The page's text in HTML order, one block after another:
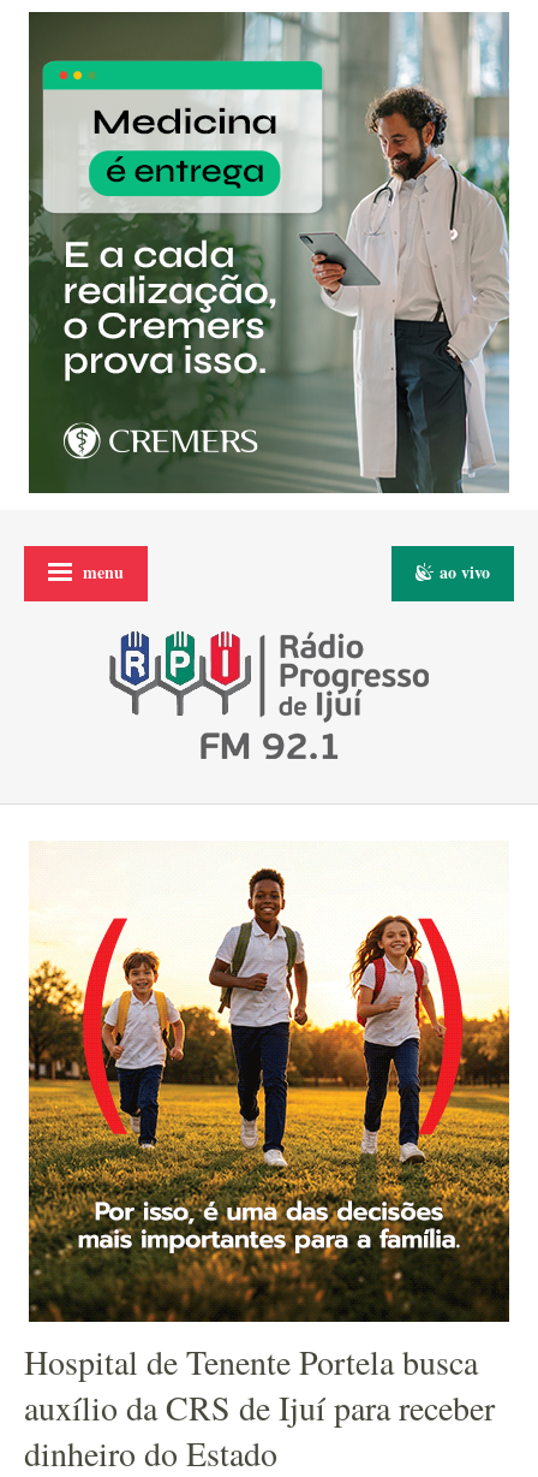
menu ao vivo
Hospital de Tenente Portela busca
auxílio da CRS de Ijuí para receber
dinheiro do Estado